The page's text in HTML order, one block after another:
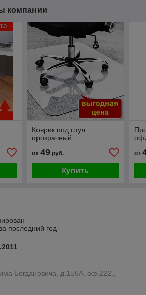
компании
Коврик под стул
прозрачный
от 49руб.
Купить
от
последний год
Богдановича, д.155А, оф.222.,